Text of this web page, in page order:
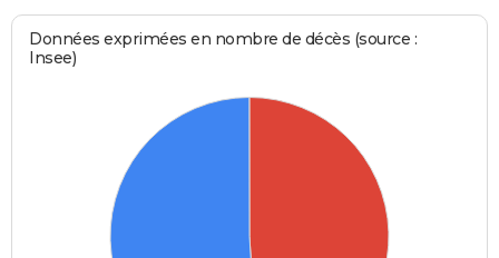
Données exprimées en nombre de décès (source :
Insee)